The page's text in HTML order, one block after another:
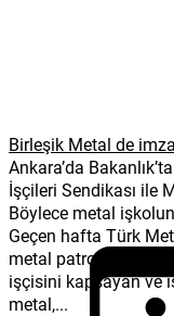
Birleşik Metal de
Ankara’da
İşçileri Sendikası ile
Böylece metal
Geçen hafta Türk
metal patronları ile
işçisini kapsayan ve
metal,...